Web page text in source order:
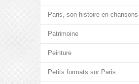
Paris, son histoire en chansons
Patrimoine
Peinture
Petits formats sur Paris